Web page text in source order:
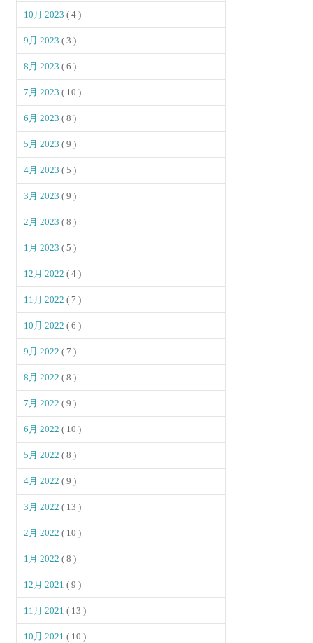
10月 2023( 4 )
9月 2023( 3 )
8月 2023( 6 )
7月 2023( 10 )
6月 2023( 8 )
5月 2023( 9 )
4月 2023( 5 )
3月 2023( 9 )
2月 2023( 8 )
1月 2023( 5 )
12月 2022( 4 )
11月 2022( 7 )
10月 2022( 6 )
9月 2022( 7 )
8月 2022( 8 )
7月 2022( 9 )
6月 2022( 10 )
5月 2022( 8 )
4月 2022( 9 )
3月 2022( 13 )
2月 2022( 10 )
1月 2022( 8 )
12月 2021( 9 )
11月 2021( 13 )
10月 2021( 10 )